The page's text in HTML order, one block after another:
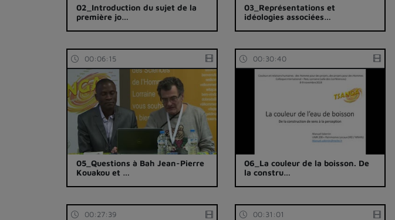
02_Introduction du sujet de la
première jo…
03_Représentations et
idéologies associées…
00:06:15
05_Questions à Bah Jean-Pierre
Kouakou et …
00:30:40
06_La couleur de la boisson. De
la constru…
00:27:39 00:31:01